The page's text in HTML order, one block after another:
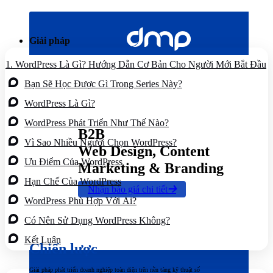
dung
Giải pháp
B2B
Web Design, Content
Marketing & Branding
Nhận báo giá chi tiết
Chiến lược
Giải pháp phát triển doanh nghiệp toàn diện trên nền tảng kỹ thuật số
1. WordPress Là Gì? Hướng Dẫn Cơ Bản Cho Người Mới Bắt Đầu
Bạn Sẽ Học Được Gì Trong Series Này?
WordPress Là Gì?
WordPress Phát Triển Như Thế Nào?
Vì Sao Nhiều Người Chọn WordPress?
Ưu Điểm Của WordPress
Hạn Chế Của WordPress
WordPress Phù Hợp Với Ai?
Có Nên Sử Dụng WordPress Không?
Kết Luận